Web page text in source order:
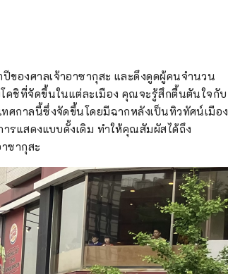
ของศาลเจ้าอาซากุสะ และดึงดูดผู้คนจำนวน
คชิที่จัดขึ้นในแต่ละเมือง คุณจะรู้สึกตื้นตันใจกับ
กาลนี้ซึ่งจัดขึ้นโดยมีฉากหลังเป็นทิวทัศน์เมือง
รแสดงแบบดั้งเดิม ทำให้คุณสัมผัสได้ถึง
ซากุสะ